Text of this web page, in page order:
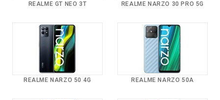
REALME GT NEO 3T REALME NARZO 30 PRO 5G
REALME NARZO 50 4G REALME NARZO 50A